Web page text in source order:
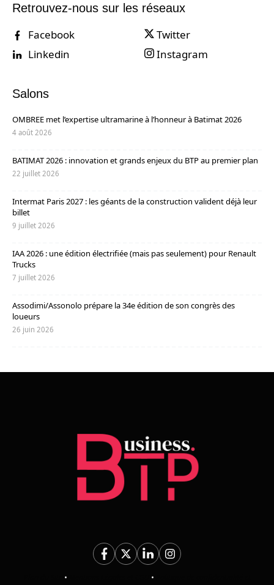
Retrouvez-nous sur les réseaux
Facebook
Twitter
Linkedin
Instagram
Salons
OMBREE met l’expertise ultramarine à l’honneur à Batimat 2026
4 août 2026
BATIMAT 2026 : innovation et grands enjeux du BTP au premier plan
22 juillet 2026
Intermat Paris 2027 : les géants de la construction valident déjà leur
billet
9 juillet 2026
IAA 2026 : une édition électrifiée (mais pas seulement) pour Renault
Trucks
7 juillet 2026
Assodimi/Assonolo prépare la 34e édition de son congrès des
loueurs
26 juin 2026
• •